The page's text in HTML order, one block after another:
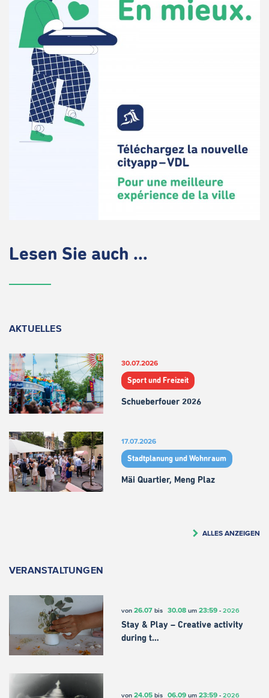
Lesen Sie auch ...
AKTUELLES
30.07.2026
Sport und Freizeit
Schueberfouer 2026
17.07.2026
Stadtplanung und Wohnraum
Mäi Quartier, Meng Plaz
ALLES ANZEIGEN
VERANSTALTUNGEN
von 26.07bis 30.08um 23:59- 2026
Stay & Play – Creative activity
during t…
von 24.05bis 06.09um 23:59- 2026